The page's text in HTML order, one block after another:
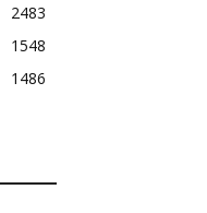
2483
1548
1486